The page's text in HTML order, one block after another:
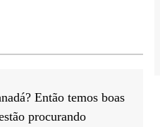
Então temos boas
procurando